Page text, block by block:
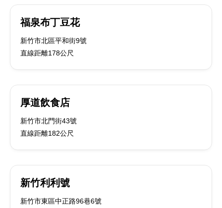
福泉布丁豆花
新竹市北區平和街9號
直線距離178公尺
厚道飲食店
新竹市北門街43號
直線距離182公尺
新竹利利號
新竹市東區中正路96巷6號